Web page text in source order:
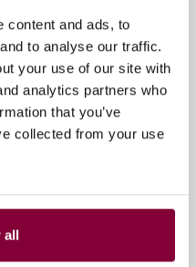
content and ads, to
to analyse our traffic.
your use of our site with
analytics partners who
that you’ve
collected from your use
all
Of je nu een student
een professional die
wil maken: hier vind
platform binnen onze
creativiteit en
die onze